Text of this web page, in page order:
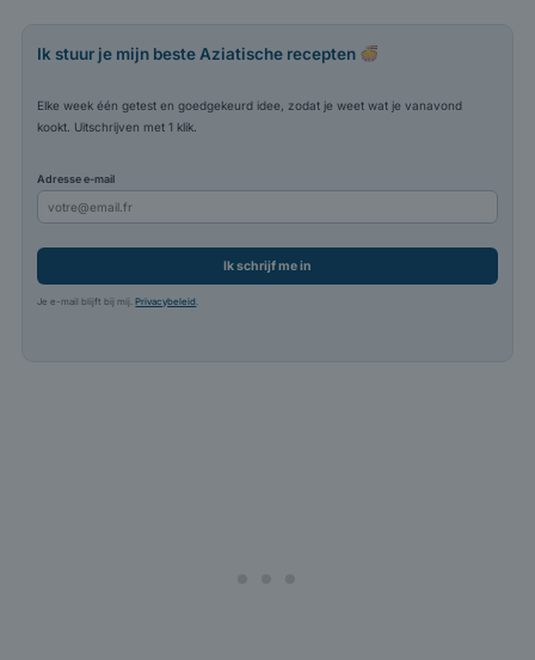
Ik stuur je mijn beste Aziatische recepten
Elke week één getest en goedgekeurd idee, zodat je weet wat je vanavond
kookt. Uitschrijven met 1 klik.
Adresse e-mail
Ik schrijf me in
Je e-mail blijft bij mij.Privacybeleid.